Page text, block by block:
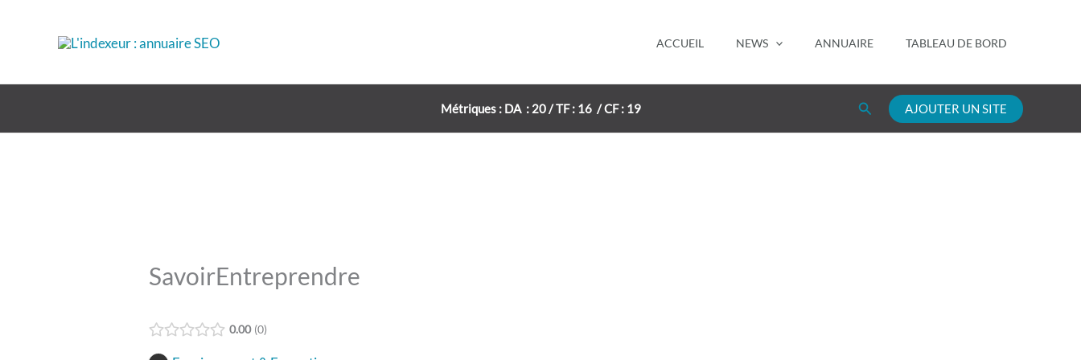
ACCUEIL NEWS ANNUAIRE TABLEAU DE BORD
Métriques : DA : 20 / TF : 16 / CF : 19 RechercherAJOUTER UN SITE
SavoirEntreprendre
0.00 0